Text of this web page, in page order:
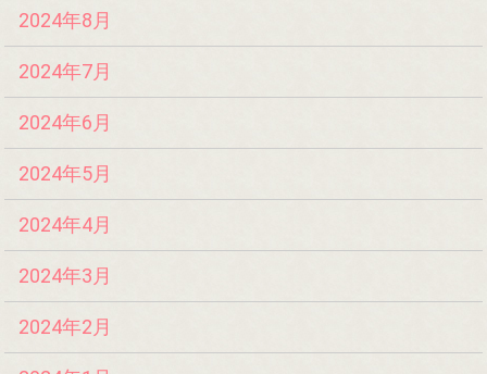
2024年8月
2024年7月
2024年6月
2024年5月
2024年4月
2024年3月
2024年2月